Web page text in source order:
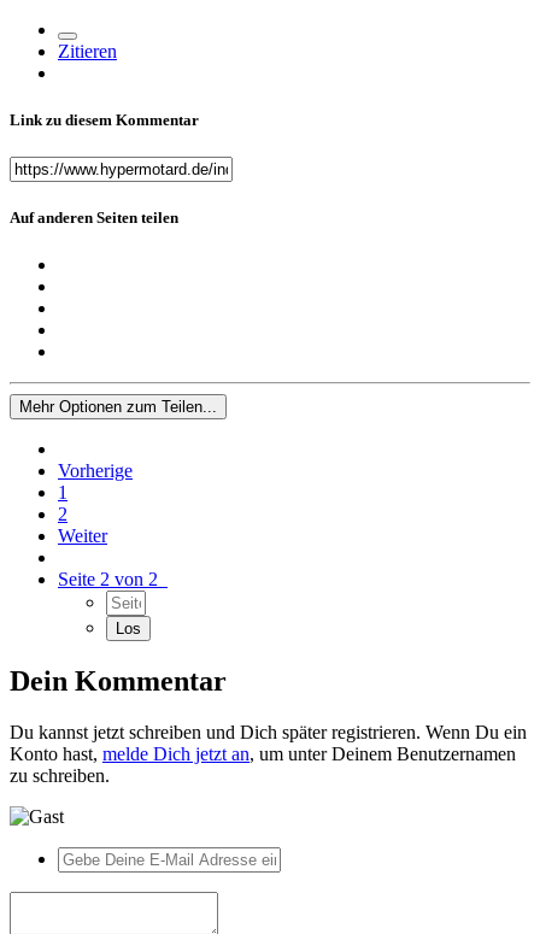
Zitieren
Link zu diesem Kommentar
Auf anderen Seiten teilen
Mehr Optionen zum Teilen...
Vorherige
1
2
Weiter
Seite 2 von 2
Dein Kommentar
Du kannst jetzt schreiben und Dich später registrieren. Wenn Du ein
Konto hast, melde Dich jetzt an, um unter Deinem Benutzernamen
zu schreiben.